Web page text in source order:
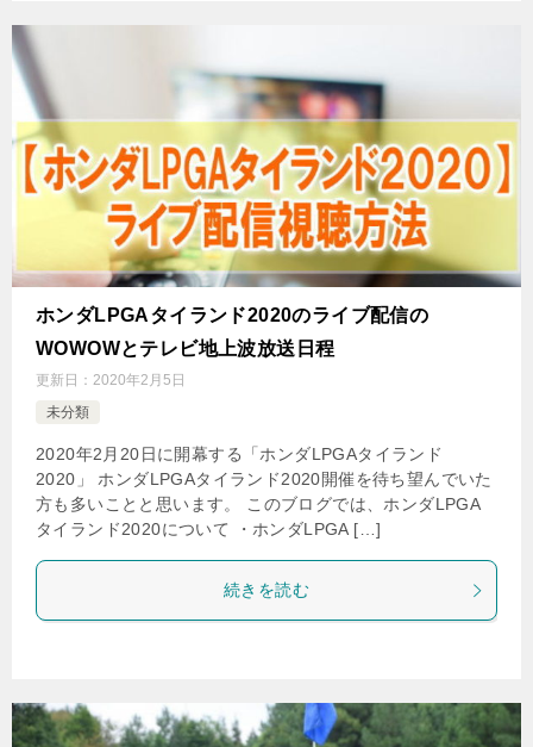
ホンダLPGAタイランド2020のライブ配信の
WOWOWとテレビ地上波放送日程
更新日： 2020年2月5日
未分類
2020年2月20日に開幕する「ホンダLPGAタイランド
2020」 ホンダLPGAタイランド2020開催を待ち望んでいた
方も多いことと思います。 このブログでは、ホンダLPGA
タイランド2020について ・ホンダLPGA […]
続きを読む